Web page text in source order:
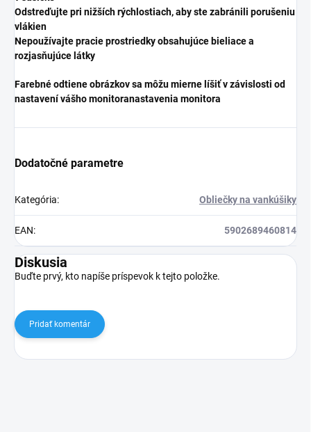
Odstreďujte pri nižších rýchlostiach, aby ste zabránili porušeniu
vlákien
Nepoužívajte pracie prostriedky obsahujúce bieliace a
rozjasňujúce látky
Farebné odtiene obrázkov sa môžu mierne líšiť v závislosti od
nastavení vášho monitoranastavenia monitora
Dodatočné parametre
Kategória: Obliečky na vankúšiky
EAN: 5902689460814
Diskusia
Buďte prvý, kto napíše príspevok k tejto položke.
Pridať komentár